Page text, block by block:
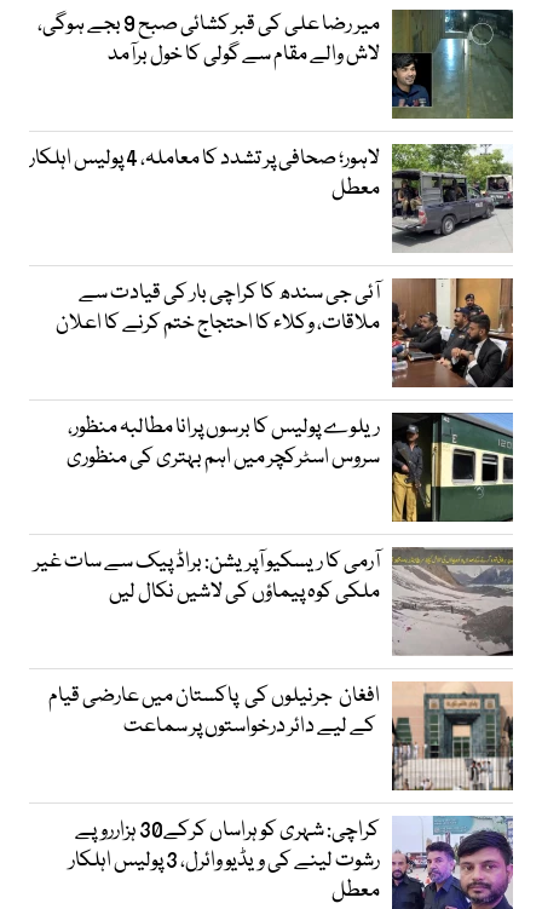
میر رضا علی کی قبر کشائی صبح 9 بجے ہوگی،
لاش والے مقام سے گولی کا خول برآمد
لاہور؛ صحافی پر تشدد کا معاملہ، 4 پولیس اہلکار
معطل
آئی جی سندھ کا کراچی بار کی قیادت سے
ملاقات، وکلاء کا احتجاج ختم کرنے کا اعلان
ریلوے پولیس کا برسوں پرانا مطالبہ منظور،
سروس اسٹرکچر میں اہم بہتری کی منظوری
آرمی کا ریسکیو آپریشن: براڈ پیک سے سات غیر
ملکی کوہ پیماؤں کی لاشیں نکال لیں
افغان جرنیلوں کی پاکستان میں عارضی قیام
کے لیے دائر درخواستوں پر سماعت
کراچی: شہری کو ہراساں کرکے30 ہزارروپے
رشوت لینے کی ویڈیو وائرل، 3 پولیس اہلکار
معطل